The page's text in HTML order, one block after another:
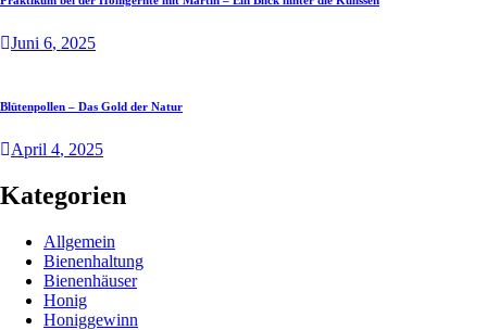
Juni 6, 2025
Blütenpollen – Das Gold der Natur
April 4, 2025
Kategorien
Allgemein
Bienenhaltung
Bienenhäuser
Honig
Honiggewinn